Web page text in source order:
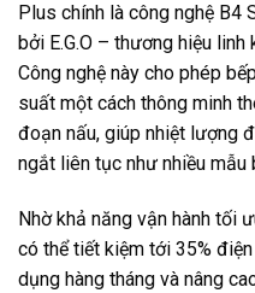
Plus chính là công nghệ
bởi E.G.O – thương hiệu
Công nghệ này cho phép
suất một cách thông minh
đoạn nấu, giúp nhiệt lượng
ngắt liên tục như nhiều mẫu
Nhờ khả năng vận hành tối
có thể tiết kiệm tới 35%
dụng hàng tháng và nâng